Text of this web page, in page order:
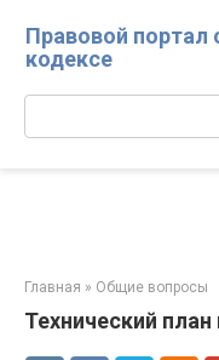
контенту
Правовой
кодексе
Поиск:
Главная » Общие вопросы
Технический